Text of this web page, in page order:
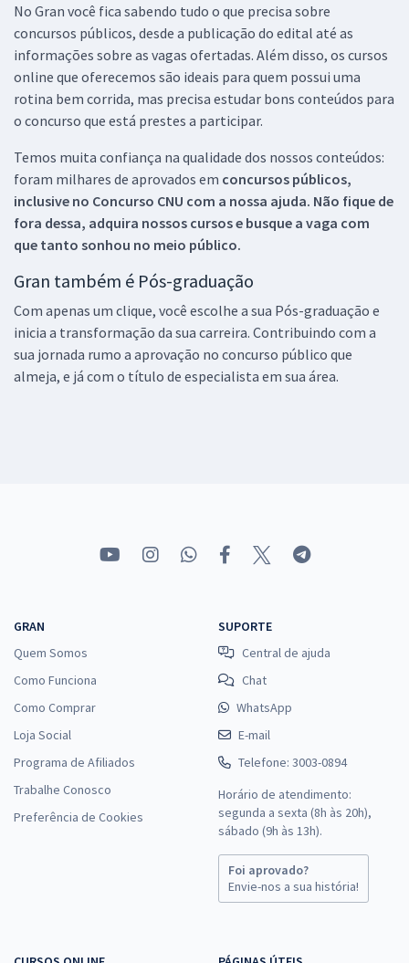
No Gran você fica sabendo tudo o que precisa sobre
concursos públicos, desde a publicação do edital até as
informações sobre as vagas ofertadas. Além disso, os cursos
online que oferecemos são ideais para quem possui uma
rotina bem corrida, mas precisa estudar bons conteúdos para
o concurso que está prestes a participar.
Temos muita confiança na qualidade dos nossos conteúdos:
foram milhares de aprovados em concursos públicos,
inclusive no Concurso CNU com a nossa ajuda. Não fique de
fora dessa, adquira nossos cursos e busque a vaga com
que tanto sonhou no meio público.
Gran também é Pós-graduação
Com apenas um clique, você escolhe a sua Pós-graduação e
inicia a transformação da sua carreira. Contribuindo com a
sua jornada rumo a aprovação no concurso público que
almeja, e já com o título de especialista em sua área.
GRAN
Quem Somos
Como Funciona
Como Comprar
Loja Social
Programa de Afiliados
Trabalhe Conosco
Preferência de Cookies
SUPORTE
Central de ajuda
Chat
WhatsApp
E-mail
Telefone: 3003-0894
Horário de atendimento:
segunda a sexta (8h às 20h),
sábado (9h às 13h).
Foi aprovado?
Envie-nos a sua história!